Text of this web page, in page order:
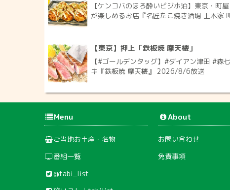
【ケンコバのほろ酔いビジホ泊】東京・町
が楽しめるお店『名匠たこ焼き酒場 上木
【東京】押上「鉄板焼 摩天楼」
【#ゴールデンタッグ】#ダイアン津田 #森
キ『鉄板焼 摩天楼』 2026/8/6放送
Menu
ご当地お土産・名物
番組一覧
@tabi_list
About
お問い合わせ
免責事項